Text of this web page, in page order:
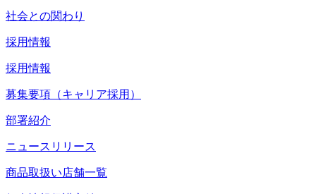
社会との関わり
採用情報
採用情報
募集要項（キャリア採用）
部署紹介
ニュースリリース
商品取扱い店舗一覧